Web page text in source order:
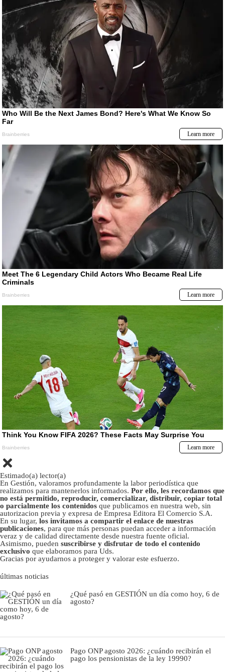
Estimado(a) lector(a)
En Gestión, valoramos profundamente la labor periodística que
realizamos para mantenerlos informados. Por ello, les recordamos que
no está permitido, reproducir, comercializar, distribuir, copiar total
o parcialmente los contenidos que publicamos en nuestra web, sin
autorizacion previa y expresa de Empresa Editora El Comercio S.A.
En su lugar, los invitamos a compartir el enlace de nuestras
publicaciones, para que más personas puedan acceder a información
veraz y de calidad directamente desde nuestra fuente oficial.
Asimismo, pueden suscribirse y disfrutar de todo el contenido
exclusivo que elaboramos para Uds.
Gracias por ayudarnos a proteger y valorar este esfuerzo.
últimas noticias
¿Qué pasó en GESTIÓN un día como hoy, 6 de
agosto?
Pago ONP agosto 2026: ¿cuándo recibirán el
pago los pensionistas de la ley 19990?